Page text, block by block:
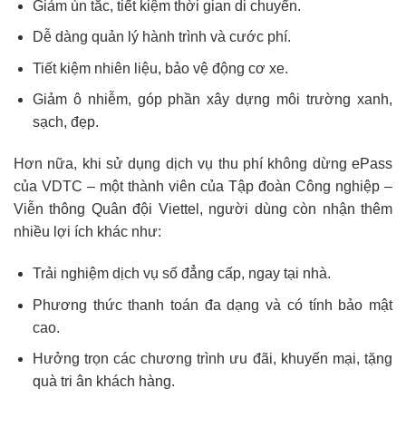
Giảm ùn tắc, tiết kiệm thời gian di chuyển.
Dễ dàng quản lý hành trình và cước phí.
Tiết kiệm nhiên liệu, bảo vệ động cơ xe.
Giảm ô nhiễm, góp phần xây dựng môi trường xanh,
sạch, đẹp.
Hơn nữa, khi sử dụng dịch vụ thu phí không dừng ePass
của VDTC – một thành viên của Tập đoàn Công nghiệp –
Viễn thông Quân đội Viettel, người dùng còn nhận thêm
nhiều lợi ích khác như:
Trải nghiệm dịch vụ số đẳng cấp, ngay tại nhà.
Phương thức thanh toán đa dạng và có tính bảo mật
cao.
Hưởng trọn các chương trình ưu đãi, khuyến mại, tặng
quà tri ân khách hàng.